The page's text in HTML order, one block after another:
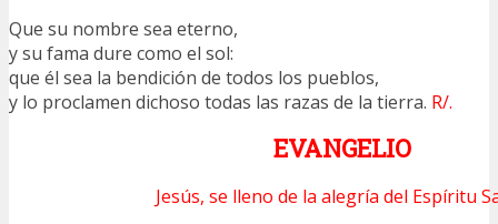
Que su nombre sea eterno,
y su fama dure como el sol:
que él sea la bendición de todos los pueblos,
y lo proclamen dichoso todas las razas de la tierra. R/.
EVANGELIO
Jesús, se lleno de la alegría del Espíritu